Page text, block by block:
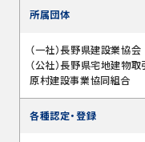
所属団体
（一社）長野県建設業協会
（公社）長野県宅地建物
原村建設事業協同組合
各種認定・登録